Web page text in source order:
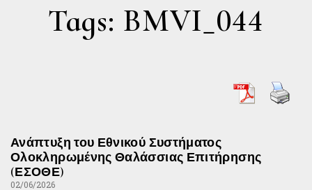
Tags: BMVI_044
Ανάπτυξη του Εθνικού Συστήματος
Ολοκληρωμένης Θαλάσσιας Επιτήρησης
(ΕΣΟΘΕ)
02/06/2026